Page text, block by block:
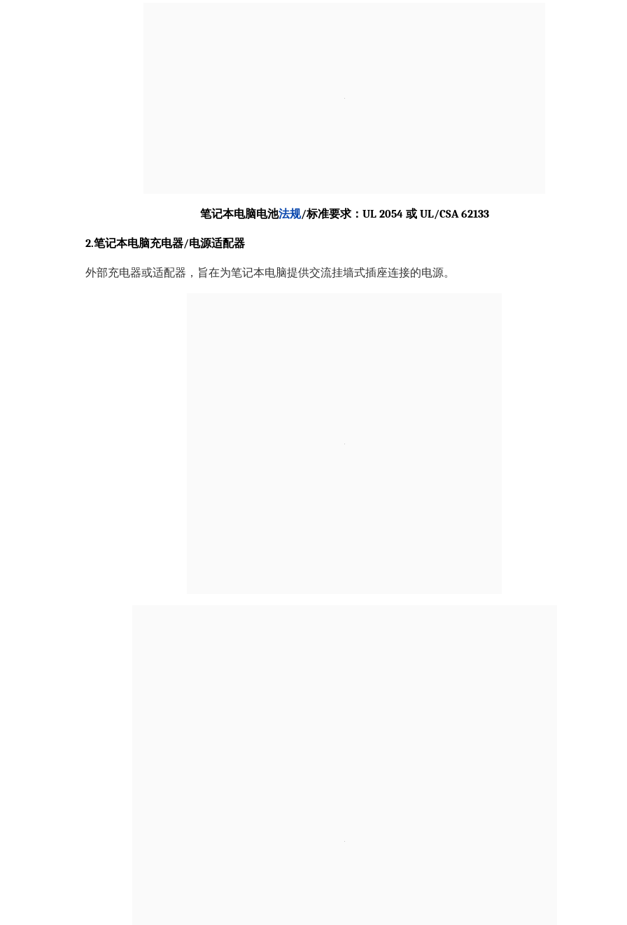
笔记本电脑电池法规/标准要求：UL 2054 或 UL/CSA 62133
2.笔记本电脑充电器/电源适配器
外部充电器或适配器，旨在为笔记本电脑提供交流挂墙式插座连接的电源。